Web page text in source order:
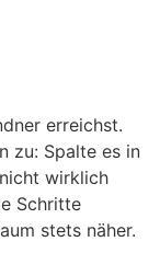
erreichst.
zu: Spalte es in
wirklich
Schritte
stets näher.